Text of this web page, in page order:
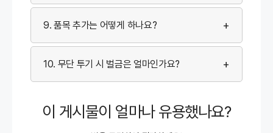
9. 품목 추가는 어떻게 하나요? +
10. 무단 투기 시 벌금은 얼마인가요? +
이 게시물이 얼마나 유용했나요?